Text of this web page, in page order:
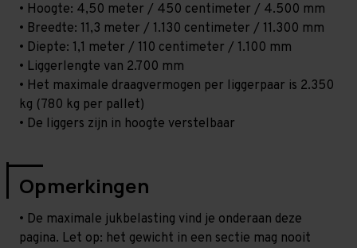
• Hoogte: 4,50 meter / 450 centimeter / 4.500 mm
• Breedte: 11,3 meter / 1.130 centimeter / 11.300 mm
• Diepte: 1,1 meter / 110 centimeter / 1.100 mm
• Liggerlengte van 2.700 mm
• Het maximale draagvermogen per liggerpaar is 2.350
kg (780 kg per pallet)
• De liggers zijn in hoogte verstelbaar
Opmerkingen
• De maximale jukbelasting vind je onderaan deze
pagina. Let op: het gewicht in een sectie mag nooit